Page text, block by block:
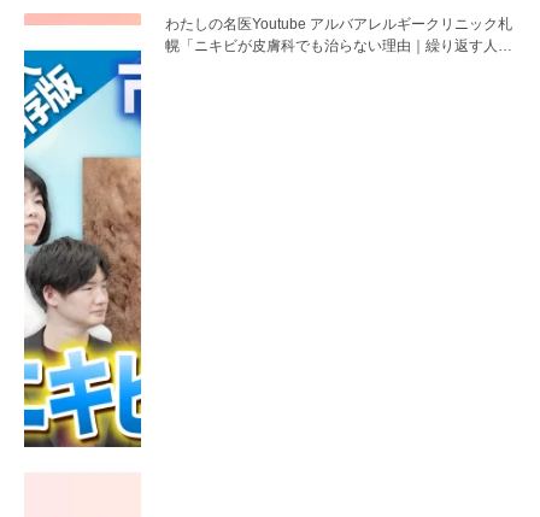
わたしの名医Youtube アルバアレルギークリニック札
幌「ニキビが皮膚科でも治らない理由｜繰り返す人が